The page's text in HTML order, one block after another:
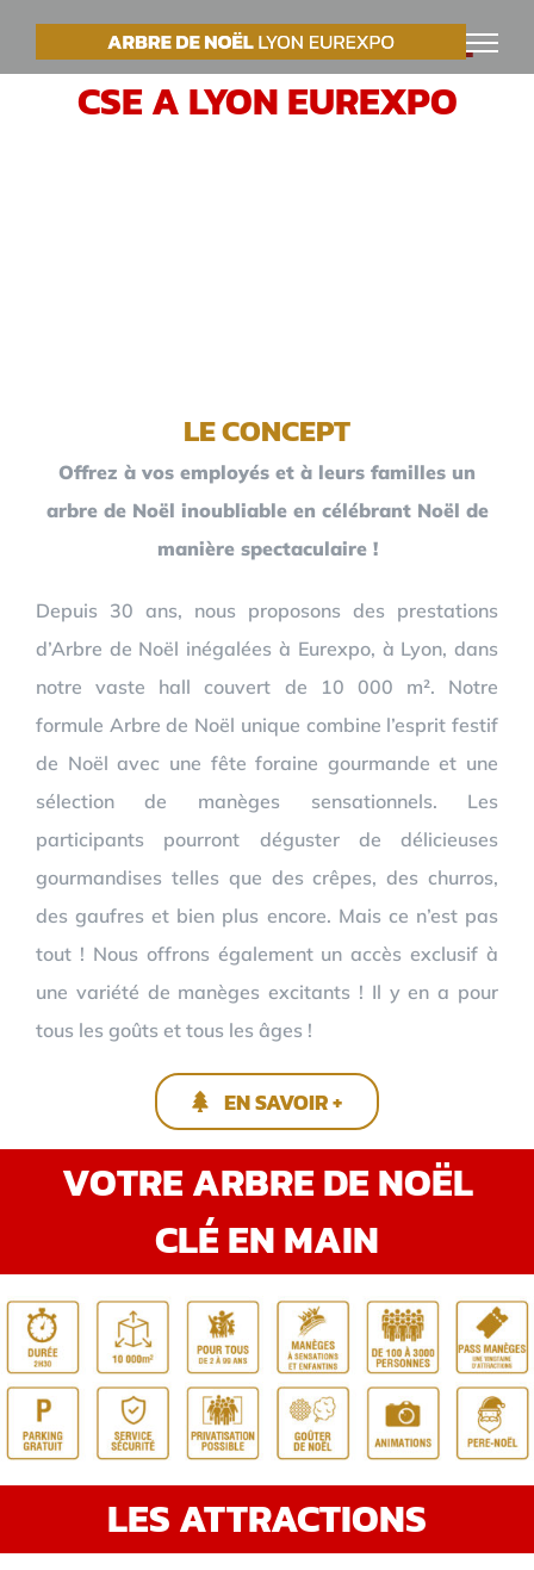
PasserVOTRE ARBRE DE NOËL
CSE A LYON EUREXPO
LE CONCEPT
Offrez à vos employés et à leurs familles un
arbre de Noël inoubliable en célébrant Noël de
manière spectaculaire !
Depuis 30 ans, nous proposons des prestations
d’Arbre de Noël inégalées à Eurexpo, à Lyon, dans
notre vaste hall couvert de 10 000 m². Notre
formule Arbre de Noël unique combine l’esprit festif
de Noël avec une fête foraine gourmande et une
sélection de manèges sensationnels. Les
participants pourront déguster de délicieuses
gourmandises telles que des crêpes, des churros,
des gaufres et bien plus encore. Mais ce n’est pas
tout ! Nous offrons également un accès exclusif à
une variété de manèges excitants ! Il y en a pour
tous les goûts et tous les âges !
EN SAVOIR +
VOTRE ARBRE DE NOËL
CLÉ EN MAIN
LES ATTRACTIONS